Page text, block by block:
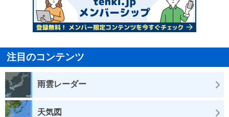
注目のコンテンツ
雨雲レーダー
天気図